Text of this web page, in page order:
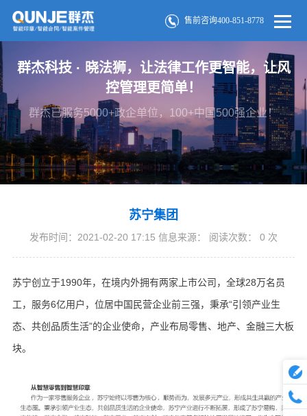
售前咨询400-851-8778
群杰科技 · 晓法狮，让法律工作更智能，让风
控管理更简单！
群杰已服务5000+政企单位，100+中国500强企业！
苏宁集团
发布时间：2021-02-20 17:15 信息来源： 阅读次数： 0 次
苏宁创立于1990年，在境内外拥有两家上市公司，全球28万名员
工，服务6亿用户，位居中国民营企业前三强，秉承“引领产业生
态、共创品质生活”的企业使命，产业布局零售、地产、金融三大板
块。